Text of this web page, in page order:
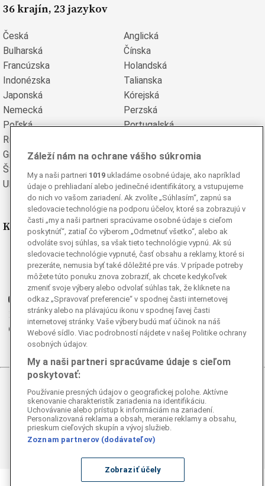
36 krajín, 23 jazykov
Česká
Anglická
Bulharská
Čínska
Francúzska
Holandská
Indonézska
Talianska
Japonská
Kórejská
Nemecká
Perzská
Poľská
Portugalská
Rumunská
Grécka
Španielska
Švédska
Ukrajinská
Vietnamská
Kde nás nájdete
Facebook
Instagram
Ganjing
Youtube
Twitter
Telegram
RSS
© 2026 Epoch Times Slovensko
Všetky práva vyhradené. Publikovanie alebo ďalšie šírenie
správ a fotografií zo zdrojov TASR je bez
predchádzajúceho písomného súhlasu TASR porušením
Záleží nám na ochrane vášho súkromia
My a naši partneri 1019 ukladáme osobné údaje, ako napríklad
údaje o prehliadaní alebo jedinečné identifikátory, a vstupujeme
do nich vo vašom zariadení. Ak zvolíte „Súhlasím“, zapnú sa
sledovacie technológie na podporu účelov, ktoré sa zobrazujú v
časti „my a naši partneri spracúvame osobné údaje s cieľom
poskytnúť“, zatiaľ čo výberom „Odmetnuť všetko“, alebo ak
odvoláte svoj súhlas, sa však tieto technológie vypnú. Ak sú
sledovacie technológie vypnuté, časť obsahu a reklamy, ktoré si
prezeráte, nemusia byť také dôležité pre vás. V prípade potreby
môžete túto ponuku znova zobraziť, ak chcete kedykoľvek
zmeniť svoje výbery alebo odvolať súhlas tak, že kliknete na
odkaz „Spravovať preferencie“ v spodnej časti internetovej
stránky alebo na plávajúcu ikonu v spodnej ľavej časti
internetovej stránky. Vaše výbery budú mať účinok na náš
Webové sídlo. Viac podrobností nájdete v našej Politike ochrany
osobných údajov.
My a naši partneri spracúvame údaje s cieľom
poskytovať:
Používanie presných údajov o geografickej polohe. Aktívne
skenovanie charakteristík zariadenia na identifikáciu.
Uchovávanie alebo prístup k informáciám na zariadení.
Personalizovaná reklama a obsah, meranie reklamy a obsahu,
prieskum cieľových skupín a vývoj služieb.
Zoznam partnerov (dodávateľov)
Zobraziť účely